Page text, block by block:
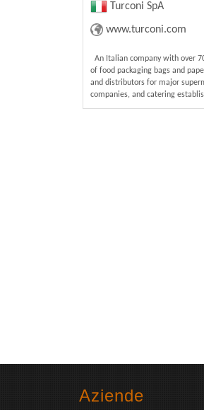
Turconi SpA
www.turconi.com
An Italian company with over
of food packaging bags and
and distributors for major
companies, and catering
Aziende